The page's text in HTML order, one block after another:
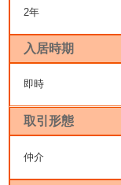
2年
入居時期
即時
取引形態
仲介